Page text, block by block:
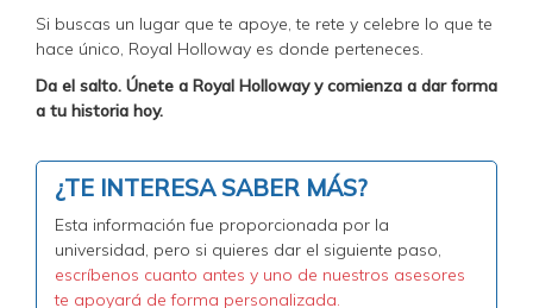
Si buscas un lugar que te apoye, te rete y celebre lo que te
hace único, Royal Holloway es donde perteneces.
Da el salto. Únete a Royal Holloway y comienza a dar forma
a tu historia hoy.
¿TE INTERESA SABER MÁS?
Esta información fue proporcionada por la
universidad, pero si quieres dar el siguiente paso,
escríbenos cuanto antes y uno de nuestros asesores
te apoyará de forma personalizada.